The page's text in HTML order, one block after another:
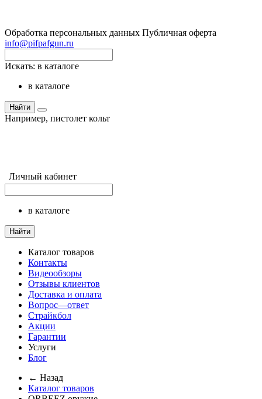
Обработка персональных данных Публичная оферта
info@pifpafgun.ru
Искать: в каталоге
в каталоге
Найти
Например, пистолет кольт
Личный кабинет
в каталоге
Найти
Каталог товаров
Контакты
Видеообзоры
Отзывы клиентов
Доставка и оплата
Вопрос—ответ
Страйкбол
Акции
Гарантии
Услуги
Блог
← Назад
Каталог товаров